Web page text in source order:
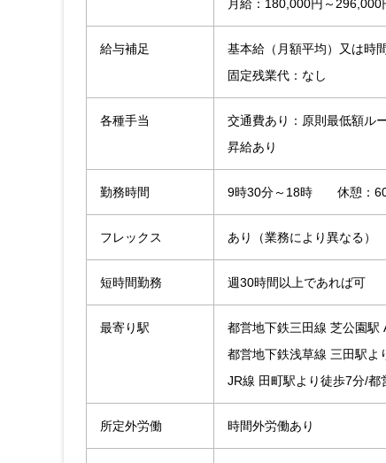
月給：180,000円～296,000
給与補足
基本給（月額平均）又は時
固定残業代：なし
各種手当
交通費あり：原則最低額ル
昇給あり
勤務時間 9時30分～18時 休憩：
フレックス あり（業務により異なる）
短時間勤務 週30時間以上であれば可
最寄り駅
都営地下鉄三田線 芝公園駅
都営地下鉄浅草線 三田駅よ
JR線 田町駅より徒歩7分/
所定外労働 時間外労働あり